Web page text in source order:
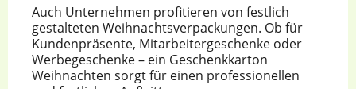
Auch Unternehmen profitieren von festlich
gestalteten Weihnachtsverpackungen. Ob für
Kundenpräsente, Mitarbeitergeschenke oder
Werbegeschenke – ein Geschenkkarton
Weihnachten sorgt für einen professionellen